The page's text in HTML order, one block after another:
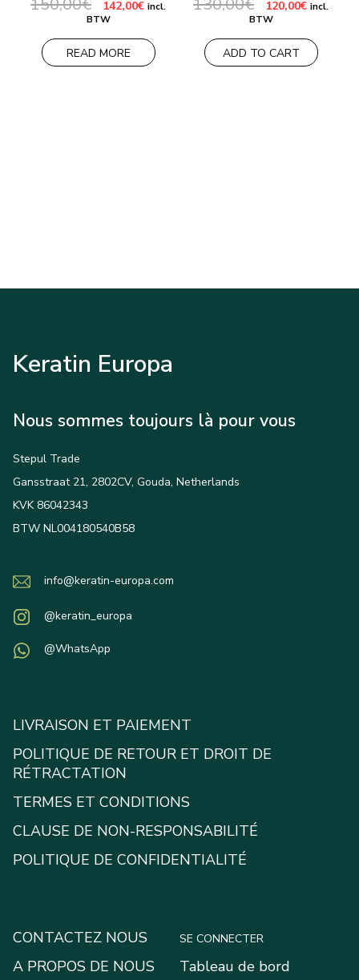
Le
prix
initial
était :
150,00€.
142,00€Le
est :
142,00€.
incl.
BTW
READ MORE
Le
prix
initial
était :
130,00€.
120,00€Le
est :
120,00€.
incl.
BTW
ADD TO CART
Keratin Europa
Nous sommes toujours là pour vous
Stepul Trade
Gansstraat 21, 2802CV, Gouda, Netherlands
KVK 86042343
BTW NL004180540B58
info@keratin-europa.com
@keratin_europa
@WhatsApp
LIVRAISON ET PAIEMENT
POLITIQUE DE RETOUR ET DROIT DE
RÉTRACTATION
TERMES ET CONDITIONS
CLAUSE DE NON-RESPONSABILITÉ
POLITIQUE DE CONFIDENTIALITÉ
CONTACTEZ NOUS
A PROPOS DE NOUS
SE CONNECTER
Tableau de bord